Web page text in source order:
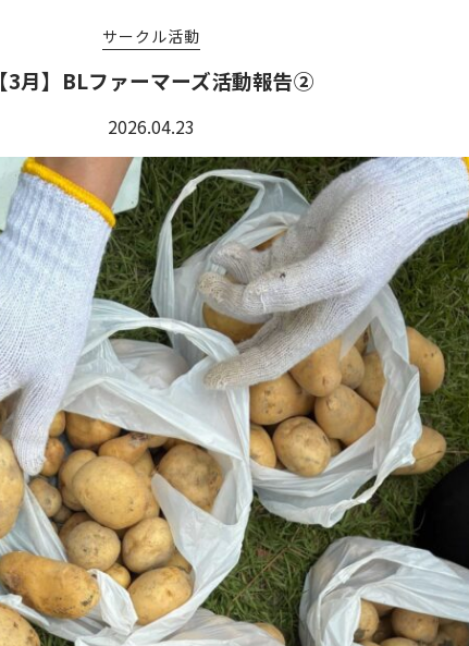
サークル活動
【3月】BLファーマーズ活動報告②
2026.04.23